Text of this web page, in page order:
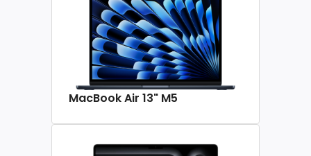
MacBook Air 13" M5